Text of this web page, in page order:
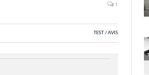
1
TEST / AVIS